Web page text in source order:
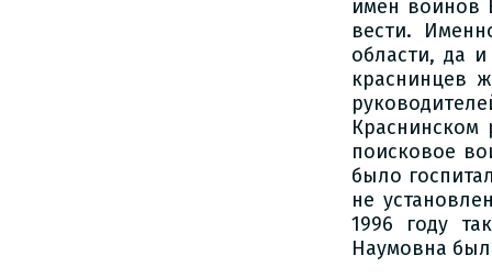
имён воинов
вести.
области, да
краснинцев
Краснинском
поисковое
было
не
1996 году
Наумовна